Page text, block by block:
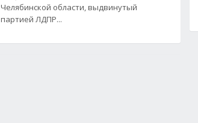
Челябинской области, выдвинутый
партией ЛДПР...